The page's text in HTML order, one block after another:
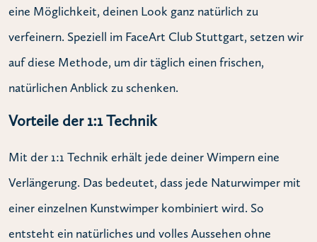
eine Möglichkeit, deinen Look ganz natürlich zu
verfeinern. Speziell im FaceArt Club Stuttgart, setzen wir
auf diese Methode, um dir täglich einen frischen,
natürlichen Anblick zu schenken.
Vorteile der 1:1 Technik
Mit der 1:1 Technik erhält jede deiner Wimpern eine
Verlängerung. Das bedeutet, dass jede Naturwimper mit
einer einzelnen Kunstwimper kombiniert wird. So
entsteht ein natürliches und volles Aussehen ohne